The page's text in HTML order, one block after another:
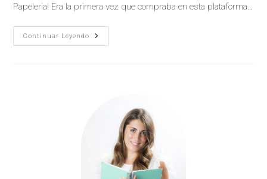
Papeleria! Era la primera vez que compraba en esta plataforma…
Continuar Leyendo